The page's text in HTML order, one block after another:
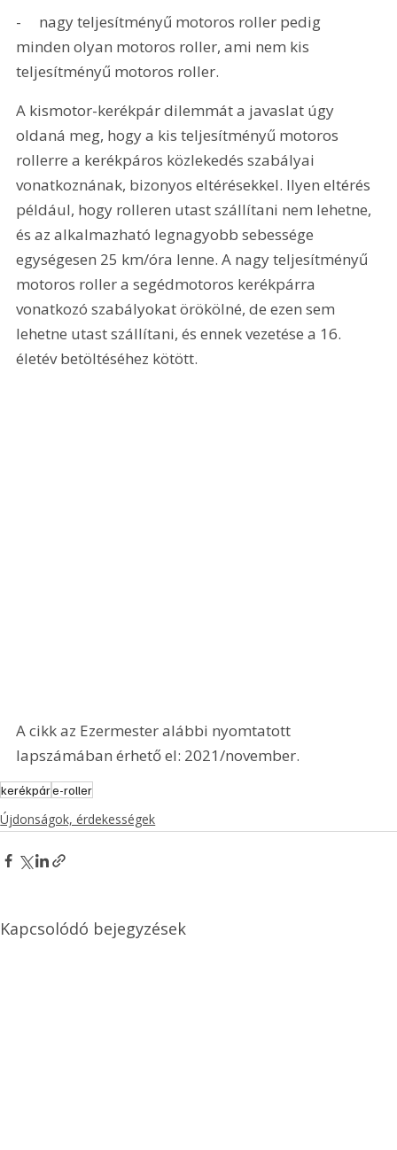
-     nagy teljesítményű motoros roller pedig
minden olyan motoros roller, ami nem kis
teljesítményű motoros roller.
A kismotor-kerékpár dilemmát a javaslat úgy
oldaná meg, hogy a kis teljesítményű motoros
rollerre a kerékpáros közlekedés szabályai
vonatkoznának, bizonyos eltérésekkel. Ilyen eltérés
például, hogy rolleren utast szállítani nem lehetne,
és az alkalmazható legnagyobb sebessége
egységesen 25 km/óra lenne. A nagy teljesítményű
motoros roller a segédmotoros kerékpárra
vonatkozó szabályokat örökölné, de ezen sem
lehetne utast szállítani, és ennek vezetése a 16.
életév betöltéséhez kötött.
A cikk az Ezermester alábbi nyomtatott
lapszámában érhető el: 2021/november.
kerékpáre-roller
Újdonságok, érdekességek
Kapcsolódó bejegyzések